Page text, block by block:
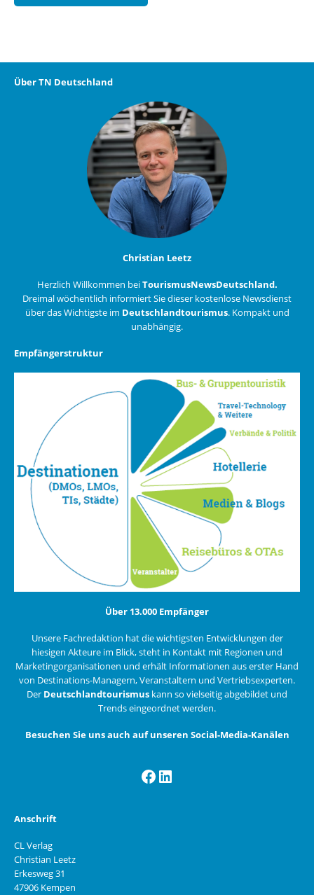
Über TN Deutschland
Christian Leetz
Herzlich Willkommen beiTourismusNewsDeutschland.
Dreimal wöchentlich informiert Sie dieser kostenlose Newsdienst
über das Wichtigste im Deutschlandtourismus. Kompakt und
unabhängig.
Empfängerstruktur
Über 13.000 Empfänger
Unsere Fachredaktion hat die wichtigsten Entwicklungen der
hiesigen Akteure im Blick, steht in Kontakt mit Regionen und
Marketingorganisationen und erhält Informationen aus erster Hand
von Destinations-Managern, Veranstaltern und Vertriebsexperten.
Der Deutschlandtourismus kann so vielseitig abgebildet und
Trends eingeordnet werden.
Besuchen Sie uns auch auf unseren Social-Media-Kanälen
Facebook
LinkedIn
Anschrift
CL Verlag
Christian Leetz
Erkesweg 31
47906 Kempen